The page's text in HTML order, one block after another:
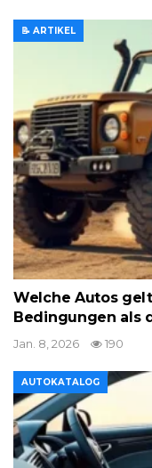
📝 ARTIKEL
Welche Autos
Bedingungen als
Jan. 8, 2026 190
AUTOKATALOG